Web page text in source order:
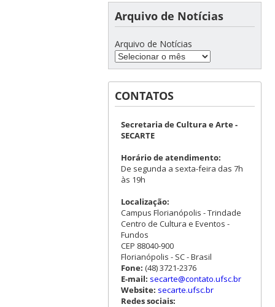
Arquivo de Notícias
Arquivo de Notícias
CONTATOS
Secretaria de Cultura e Arte -
SECARTE
Horário de atendimento:
De segunda a sexta-feira das 7h
às 19h
Localização:
Campus Florianópolis - Trindade
Centro de Cultura e Eventos -
Fundos
CEP 88040-900
Florianópolis - SC - Brasil
Fone: (48) 3721-2376
E-mail: secarte@contato.ufsc.br
Website: secarte.ufsc.br
Redes sociais: